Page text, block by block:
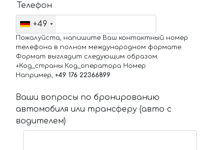
Телефон
+49
Пожалуйста, напишите Ваш контактный номер
телефона в полном международном формате.
Формат выглядит следующим образом:
+Код_страны Код_оператора Номер
Например, +49 176 22366899
Ваши вопросы по бронированию
автомобиля или трансферу (авто с
водителем)